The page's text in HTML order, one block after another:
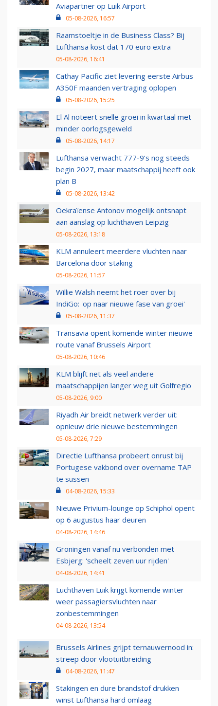
Aviapartner op Luik Airport
05-08-2026, 16:57
Raamstoeltje in de Business Class? Bij
Lufthansa kost dat 170 euro extra
05-08-2026, 16:41
Cathay Pacific ziet levering eerste Airbus
A350F maanden vertraging oplopen
05-08-2026, 15:25
El Al noteert snelle groei in kwartaal met
minder oorlogsgeweld
05-08-2026, 14:17
Lufthansa verwacht 777-9’s nog steeds
begin 2027, maar maatschappij heeft ook
plan B
05-08-2026, 13:42
Oekraïense Antonov mogelijk ontsnapt
aan aanslag op luchthaven Leipzig
05-08-2026, 13:18
KLM annuleert meerdere vluchten naar
Barcelona door staking
05-08-2026, 11:57
Willie Walsh neemt het roer over bij
IndiGo: 'op naar nieuwe fase van groei'
05-08-2026, 11:37
Transavia opent komende winter nieuwe
route vanaf Brussels Airport
05-08-2026, 10:46
KLM blijft net als veel andere
maatschappijen langer weg uit Golfregio
05-08-2026, 9:00
Riyadh Air breidt netwerk verder uit:
opnieuw drie nieuwe bestemmingen
05-08-2026, 7:29
Directie Lufthansa probeert onrust bij
Portugese vakbond over overname TAP
te sussen
04-08-2026, 15:33
Nieuwe Privium-lounge op Schiphol opent
op 6 augustus haar deuren
04-08-2026, 14:46
Groningen vanaf nu verbonden met
Esbjerg: 'scheelt zeven uur rijden'
04-08-2026, 14:41
Luchthaven Luik krijgt komende winter
weer passagiersvluchten naar
zonbestemmingen
04-08-2026, 13:54
Brussels Airlines grijpt ternauwernood in:
streep door vlootuitbreiding
04-08-2026, 11:47
Stakingen en dure brandstof drukken
winst Lufthansa hard omlaag